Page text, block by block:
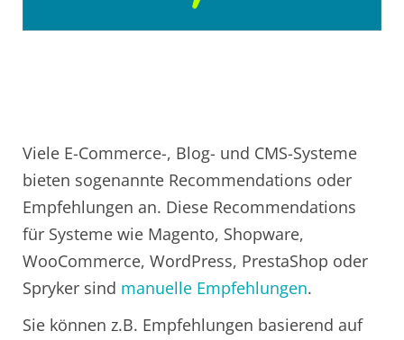
Viele E-Commerce-, Blog- und CMS-Systeme
bieten sogenannte Recommendations oder
Empfehlungen an. Diese Recommendations
für Systeme wie Magento, Shopware,
WooCommerce, WordPress, PrestaShop oder
Spryker sind manuelle Empfehlungen.
Sie können z.B. Empfehlungen basierend auf